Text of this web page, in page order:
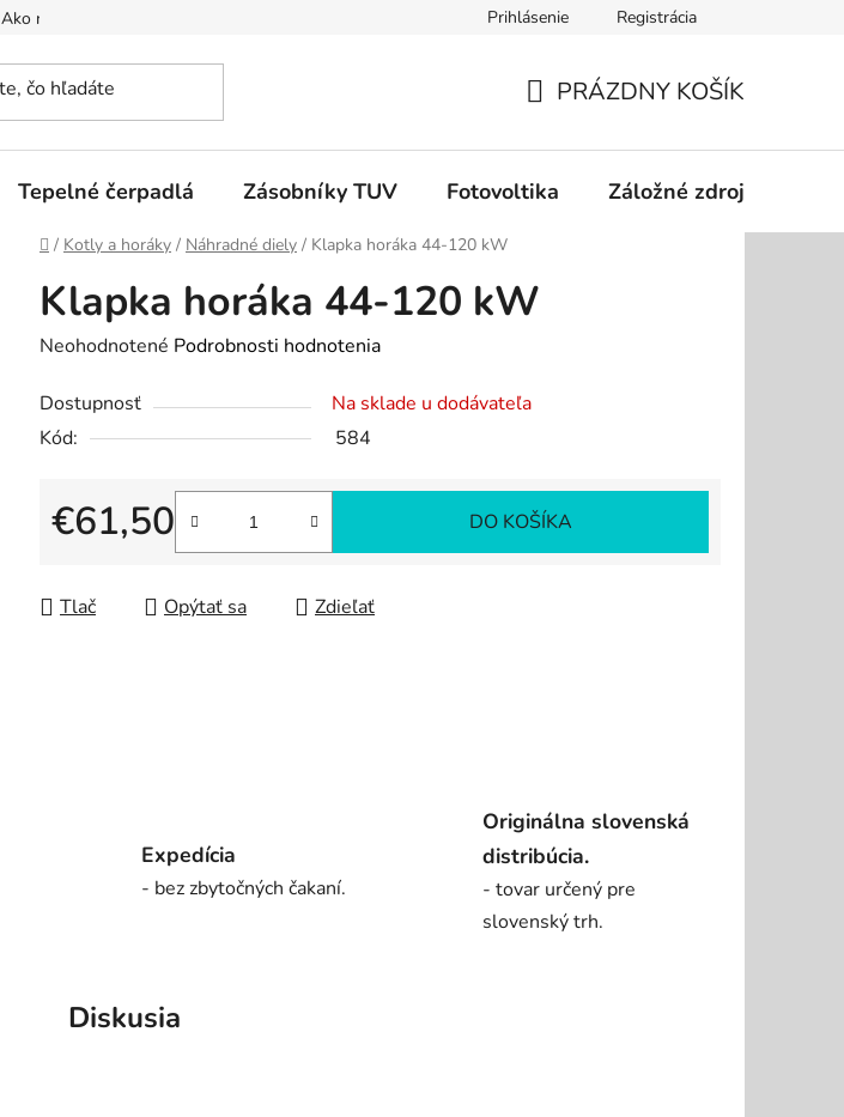
Ako nakupovať Podmienky ochrany osobných údajov
Prihlásenie Registrácia
KOŠÍK
PRÁZDNY KOŠÍK
Tepelné čerpadlá Zásobníky TUV Fotovoltika Záložné zdroje
Domov
/ Kotly a horáky / Náhradné diely / Klapka horáka 44-120 kW
Klapka horáka 44-120 kW
Priemerné
produktu
je
Neohodnotené Podrobnosti hodnotenia
Dostupnosť
Na sklade u dodávateľa
Kód:
584
€61,50
Jednotková cena:
DO KOŠÍKA
Tlač Opýtať sa Zdieľať
Expedícia
- bez zbytočných čakaní.
Originálna slovenská
distribúcia.
- tovar určený pre
slovenský trh.
Diskusia